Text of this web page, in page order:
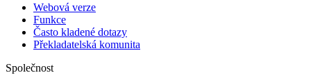
Webová verze
Funkce
Často kladené dotazy
Překladatelská komunita
Společnost